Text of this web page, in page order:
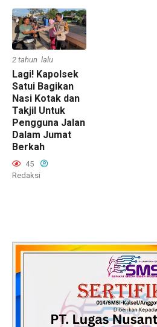
2 tahun lalu
Lagi! Kapolsek
Satui Bagikan
Nasi Kotak dan
Takjil Untuk
Pengguna Jalan
Dalam Jumat
Berkah
45
Redaksi